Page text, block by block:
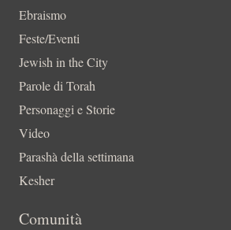
Ebraismo
Feste/Eventi
Jewish in the City
Parole di Torah
Personaggi e Storie
Video
Parashà della settimana
Kesher
Comunità